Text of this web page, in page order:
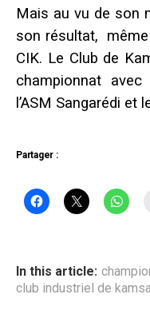
Mais au vu de son
son résultat,
CIK. Le Club de
championnat
l’ASM Sangarédi et
Partager :
In this article:
club industriel de